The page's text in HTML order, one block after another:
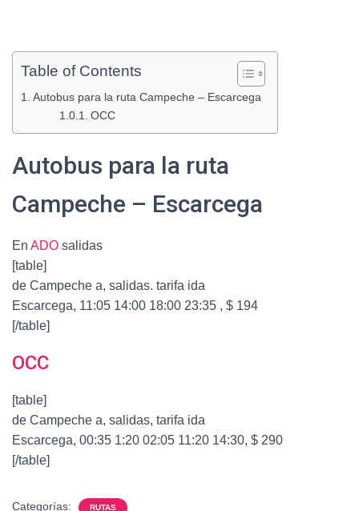
Table of Contents
Autobus para la ruta Campeche – Escarcega
OCC
Autobus para la ruta
Campeche – Escarcega
En ADO salidas
[table]
de Campeche a, salidas. tarifa ida
Escarcega, 11:05 14:00 18:00 23:35 , $ 194
[/table]
OCC
[table]
de Campeche a, salidas, tarifa ida
Escarcega, 00:35 1:20 02:05 11:20 14:30, $ 290
[/table]
Categorías: RUTAS